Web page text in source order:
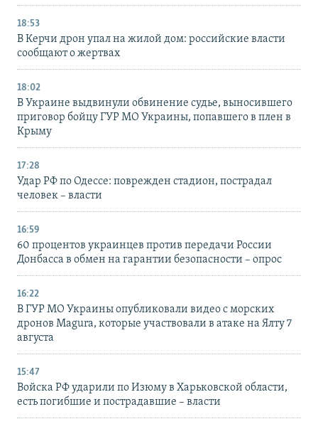
18:53
В Керчи дрон упал на жилой дом: российские власти
сообщают о жертвах
18:02
В Украине выдвинули обвинение судье, выносившего
приговор бойцу ГУР МО Украины, попавшего в плен в
Крыму
17:28
Удар РФ по Одессе: поврежден стадион, пострадал
человек – власти
16:59
60 процентов украинцев против передачи России
Донбасса в обмен на гарантии безопасности – опрос
16:22
В ГУР МО Украины опубликовали видео с морских
дронов Magura, которые участвовали в атаке на Ялту 7
августа
15:47
Войска РФ ударили по Изюму в Харьковской области,
есть погибшие и пострадавшие – власти